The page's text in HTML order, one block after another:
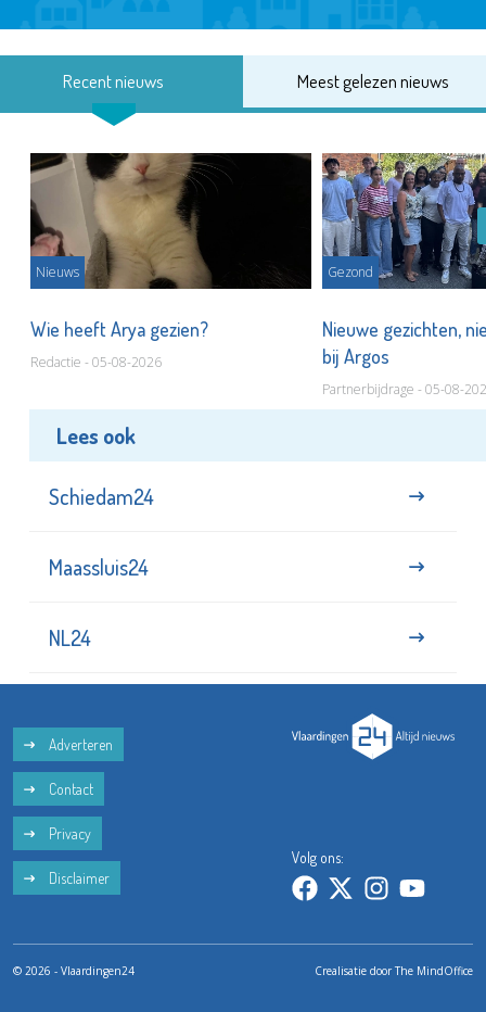
Recent nieuws Meest gelezen nieuws
Nieuws
Wie heeft Arya gezien?
Redactie - 05-08-2026
Gezond
Nieuwe gezichten,
bij Argos
Partnerbijdrage - 05-08-
Lees ook
Schiedam24
Maassluis24
NL24
Adverteren
Contact
Privacy
Disclaimer
Volg ons:
© 2026 - Vlaardingen24 Crealisatie doorThe MindOffice